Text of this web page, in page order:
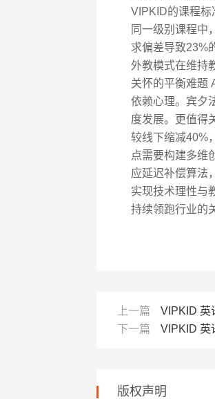
VIPKID的课程标
同一级别课程中
求偏差导致23%
外教模式在维持
关怀的平衡难题
依赖心理。宾夕
度发展。更值得
较线下缩减40%
点需要构建多维
应延迟补偿算法
实现技术理性与
持续领跑行业的
上一篇
VIPKID 英
下一篇
VIPKID 英
版权声明